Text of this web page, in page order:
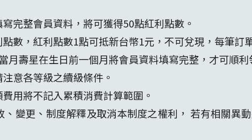
完整會員資料，將可獲得50點紅利點數。
數，紅利點數1點可抵新台幣1元，不可兌現，每筆訂
月壽星在生日前一個月將會員資料填寫完整，才可順利
意各等級之續級條件。
用將不記入累積消費計算範圍。
變更、制度解釋及取消本制度之權利， 若有相關異